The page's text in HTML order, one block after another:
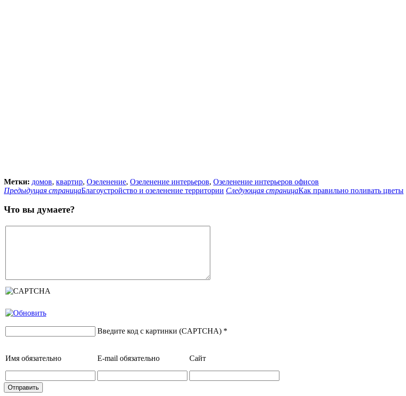
Метки: домов, квартир, Озеленение, Озеленение интерьеров, Озеленение интерьеров офисов
Предыдущая страницаБлагоустройство и озеленение территории Следующая страницаКак правильно поливать цветы
Что вы думаете?
Введите код с картинки (CAPTCHA) *
Имя обязательно E-mail обязательно Сайт